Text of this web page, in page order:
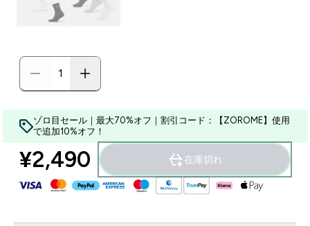
ゾロ目セール｜最大70%オフ｜割引コード：【ZOROME】使用
で追加10%オフ！
¥2,490‎ 在庫切れ